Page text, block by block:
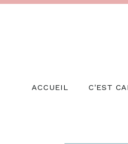
ACCUEIL C'EST